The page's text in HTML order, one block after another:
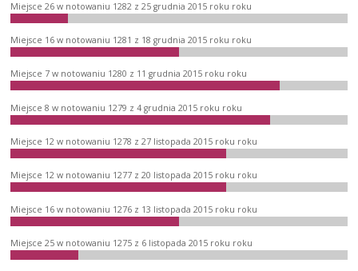
Miejsce 26 w notowaniu 1282 z 25 grudnia 2015 roku roku
Miejsce 16 w notowaniu 1281 z 18 grudnia 2015 roku roku
Miejsce 7 w notowaniu 1280 z 11 grudnia 2015 roku roku
Miejsce 8 w notowaniu 1279 z 4 grudnia 2015 roku roku
Miejsce 12 w notowaniu 1278 z 27 listopada 2015 roku roku
Miejsce 12 w notowaniu 1277 z 20 listopada 2015 roku roku
Miejsce 16 w notowaniu 1276 z 13 listopada 2015 roku roku
Miejsce 25 w notowaniu 1275 z 6 listopada 2015 roku roku